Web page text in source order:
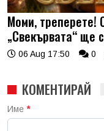
Моми, треперете!
„Свекървата“ ще
06 Aug 17:50 0
КОМЕНТИРАЙ
Име *